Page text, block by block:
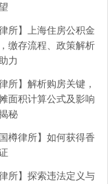
律所】上海住房公积金
缴存流程、政策解析
力
所】解析购房关键，
面积计算公式及影响
秘
国樽律所】如何获得香
律所】探索违法定义与